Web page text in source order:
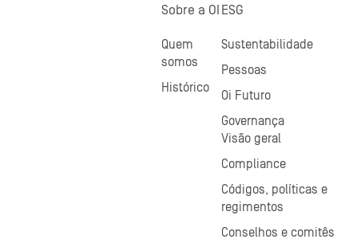
Sobre a OI
Quem
somos
Histórico
ESG
Sustentabilidade
Pessoas
Oi Futuro
Governança
Visão geral
Compliance
Códigos, políticas e
regimentos
Conselhos e comitês